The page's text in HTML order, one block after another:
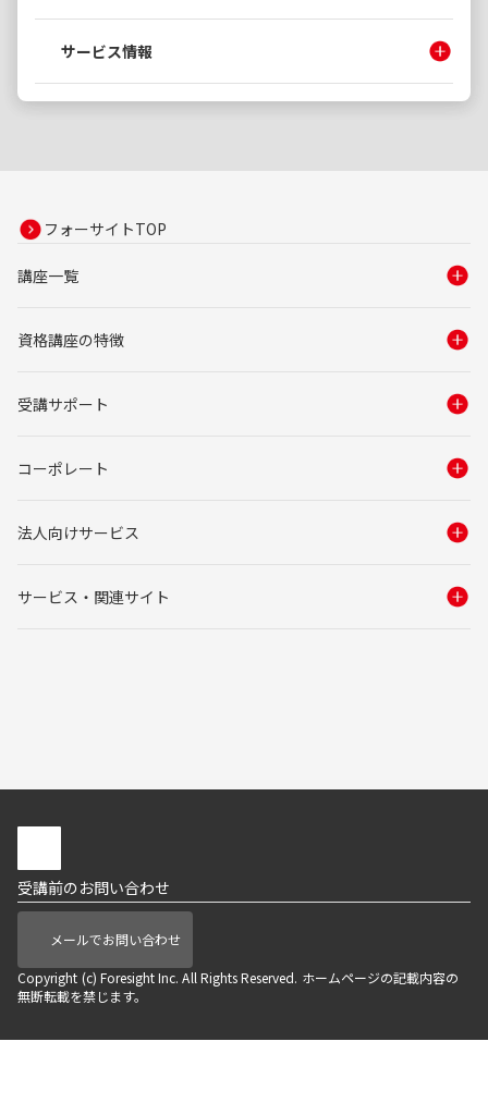
サービス情報
フォーサイトTOP
講座一覧
資格講座の特徴
受講サポート
コーポレート
法人向けサービス
サービス・関連サイト
受講前のお問い合わせ
メールでお問い合わせ
Copyright (c) Foresight Inc. All Rights Reserved. ホームページの記載内容の
無断転載を禁じます。